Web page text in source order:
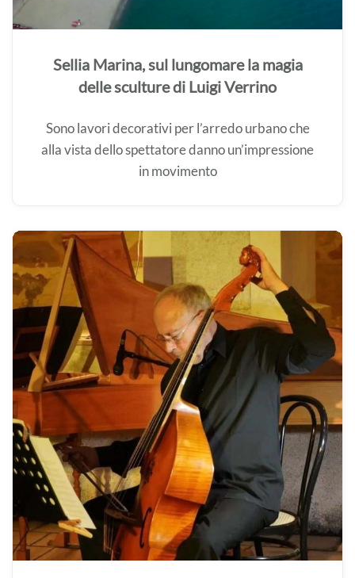
Sellia Marina, sul lungomare la magia
delle sculture di Luigi Verrino
Sono lavori decorativi per l’arredo urbano che
alla vista dello spettatore danno un’impressione
in movimento